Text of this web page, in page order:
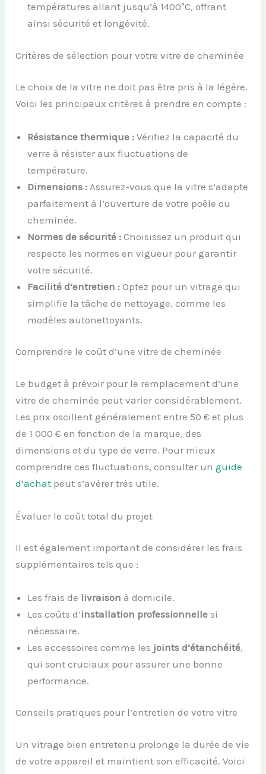
températures allant jusqu’à 1400°C, offrant
ainsi sécurité et longévité.
Critères de sélection pour votre vitre de cheminée
Le choix de la vitre ne doit pas être pris à la légère.
Voici les principaux critères à prendre en compte :
Résistance thermique : Vérifiez la capacité du
verre à résister aux fluctuations de
température.
Dimensions : Assurez-vous que la vitre s’adapte
parfaitement à l’ouverture de votre poêle ou
cheminée.
Normes de sécurité : Choisissez un produit qui
respecte les normes en vigueur pour garantir
votre sécurité.
Facilité d’entretien : Optez pour un vitrage qui
simplifie la tâche de nettoyage, comme les
modèles autonettoyants.
Comprendre le coût d’une vitre de cheminée
Le budget à prévoir pour le remplacement d’une
vitre de cheminée peut varier considérablement.
Les prix oscillent généralement entre 50 € et plus
de 1 000 € en fonction de la marque, des
dimensions et du type de verre. Pour mieux
comprendre ces fluctuations, consulter unguide
d’achat peut s’avérer très utile.
Évaluer le coût total du projet
Il est également important de considérer les frais
supplémentaires tels que :
Les frais de livraison à domicile.
Les coûts d’installation professionnelle si
nécessaire.
Les accessoires comme les joints d’étanchéité,
qui sont cruciaux pour assurer une bonne
performance.
Conseils pratiques pour l’entretien de votre vitre
Un vitrage bien entretenu prolonge la durée de vie
de votre appareil et maintient son efficacité. Voici